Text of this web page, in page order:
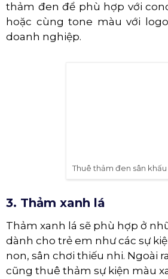
thảm đen để phù hợp với
hoặc cùng tone màu với
doanh nghiệp.
Thuê thảm đen sân khấu
3. Thảm xanh lá
Thảm xanh lá sẽ phù hợp ở
dành cho trẻ em như các sự
non, sân chơi thiếu nhi. Ngoài
cũng thuê thảm sự kiện màu